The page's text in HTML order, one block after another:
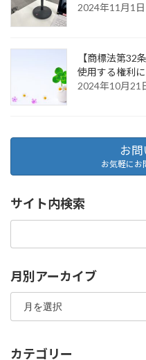
2024年11月1日
【商標法第32
使用する権利
2024年10月21
お
お気軽にお
サイト内検索
月別アーカイブ
月
ア
カ
カテゴリー